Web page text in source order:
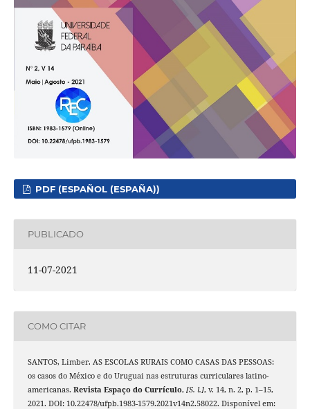
PDF (ESPAÑOL (ESPAÑA))
PUBLICADO
11-07-2021
COMO CITAR
SANTOS, Limber. AS ESCOLAS RURAIS COMO CASAS DAS PESSOAS:
os casos do México e do Uruguai nas estruturas curriculares latino-
americanas. Revista Espaço do Currículo, [S. l.], v. 14, n. 2, p. 1–15,
2021. DOI: 10.22478/ufpb.1983-1579.2021v14n2.58022. Disponível em: